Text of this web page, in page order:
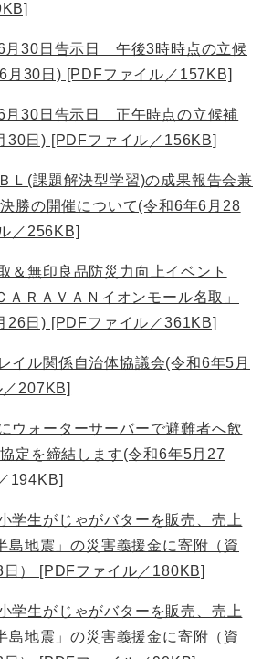
30日告示日 午後3時時点の立候
月30日) [PDFファイル／157KB]
30日告示日 正午時点の立候補
30日) [PDFファイル／156KB]
Ｌ(課題解決型学習)の成果報告会兼
勝の開催について(令和6年6月28
／256KB]
＆無印良品防災力向上イベント
ＡＲＡＶＡＮイオンモール名取」
26日) [PDFファイル／361KB]
イル関係自治体協議会(令和6年5月
207KB]
ウォーターサーバーで避難者へ飲
定を締結します(令和6年5月27
194KB]
学生がじゃがバターを販売、売上
島地震」の災害義援金に寄附（資
） [PDFファイル／180KB]
学生がじゃがバターを販売、売上
島地震」の災害義援金に寄附（資